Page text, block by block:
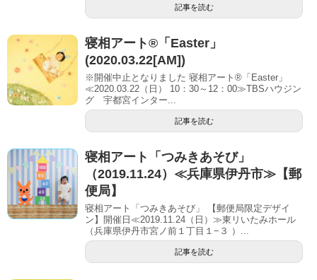
記事を読む
寝相アート®「Easter」
(2020.03.22[AM])
※開催中止となりました 寝相アート®「Easter」
≪2020.03.22（日） 10：30～12：00≫TBSハウジン
グ 宇都宮インター...
記事を読む
寝相アート「つみきあそび」
（2019.11.24）≪兵庫県伊丹市≫【郵
便局】
寝相アート「つみきあそび」 【郵便局限定デザイ
ン】開催日≪2019.11.24（日）≫東リいたみホール
（兵庫県伊丹市宮ノ前１丁目１−３ ）...
記事を読む